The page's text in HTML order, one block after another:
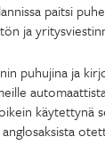
paitsi
ja
puhujina ja
käytettynä